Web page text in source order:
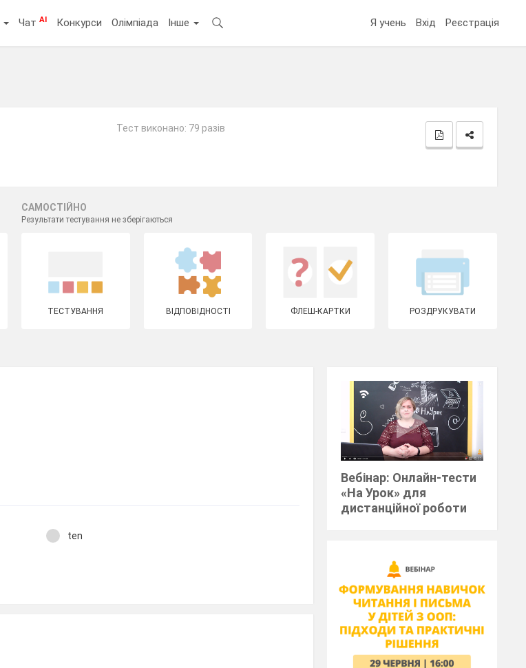
ЧатAI Конкурси Олімпіада Інше Я учень Вхід Реєстрація
Тест виконано: 79 разів
САМОСТІЙНО
Результати тестування не зберігаються
ТЕСТУВАННЯ ВІДПОВІДНОСТІ ФЛЕШ-КАРТКИ РОЗДРУКУВАТИ
ten
Вебінар: Онлайн-тести
«На Урок» для
дистанційної роботи